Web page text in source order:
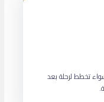
تخطط لرحلة بعد